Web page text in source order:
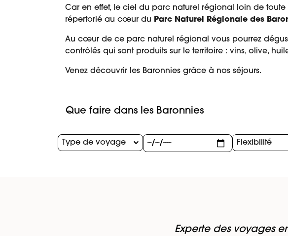
Car en effet, le ciel du parc naturel régional loin de
répertorié au cœur du
Parc Naturel Régionale des
Au cœur de ce parc naturel régional vous pourrez
contrôlés qui sont produits sur le territoire : vins, olive,
Venez découvrir les Baronnies grâce à nos séjours.
Que faire dans les Baronnies
Type de voyage Flexibilité
Experte des voyages